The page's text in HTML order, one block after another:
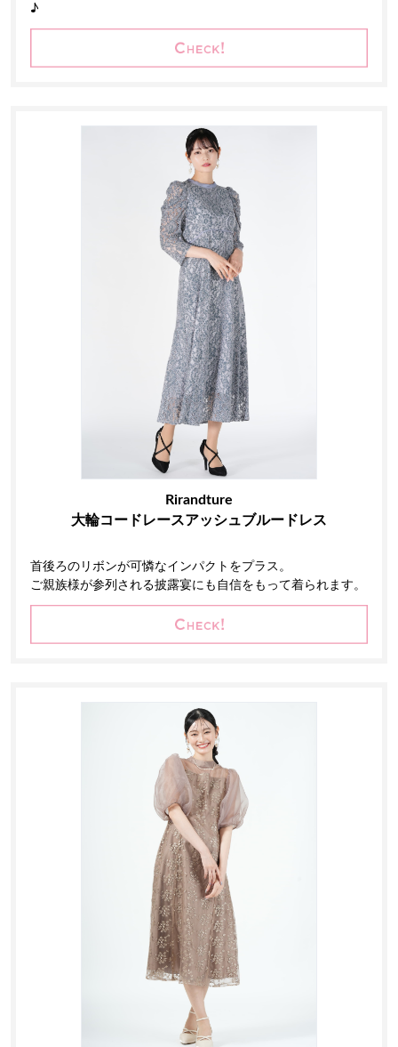
♪
Rirandture
大輪コードレースアッシュブルードレス
首後ろのリボンが可憐なインパクトをプラス。
ご親族様が参列される披露宴にも自信をもって着られます。